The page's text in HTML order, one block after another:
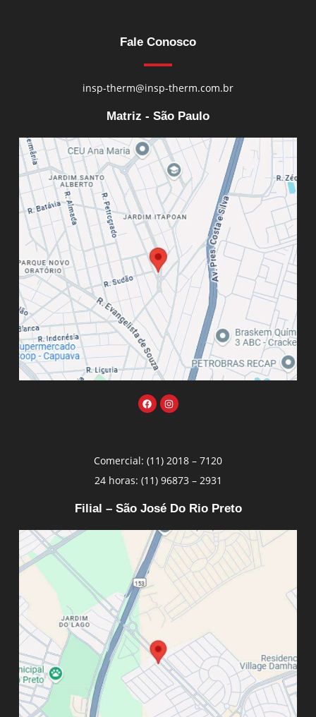
Fale Conosco
insp-therm@insp-therm.com.br
Matriz - São Paulo
Comercial: (11) 2018 – 7120
24 horas: (11) 96873 – 2931
Filial – São José Do Rio Preto